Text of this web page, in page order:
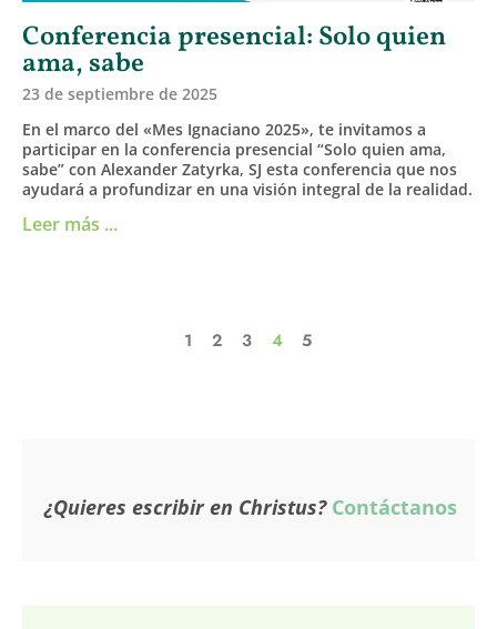
Conferencia presencial: Solo quien
ama, sabe
23 de septiembre de 2025
En el marco del «Mes Ignaciano 2025», te invitamos a
participar en la conferencia presencial “Solo quien ama,
sabe” con Alexander Zatyrka, SJ esta conferencia que nos
ayudará a profundizar en una visión integral de la realidad.
Leer más ...
1 2 3 4 5
¿Quieres escribir en Christus? Contáctanos